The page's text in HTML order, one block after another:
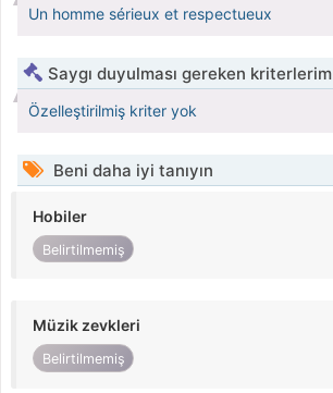
Un homme sérieux et respectueux
Saygı duyulması gereken kriterlerim
Özelleştirilmiş kriter yok
Beni daha iyi tanıyın
Hobiler
Belirtilmemiş
Müzik zevkleri
Belirtilmemiş